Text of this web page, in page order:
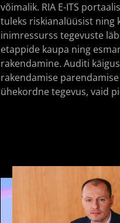
võimalik. RIA E-ITS
tuleks riskianalüüsist ning
inimressurss tegevuste
etappide kaupa ning
rakendamine. Auditi
rakendamise
ühekordne tegevus, vaid